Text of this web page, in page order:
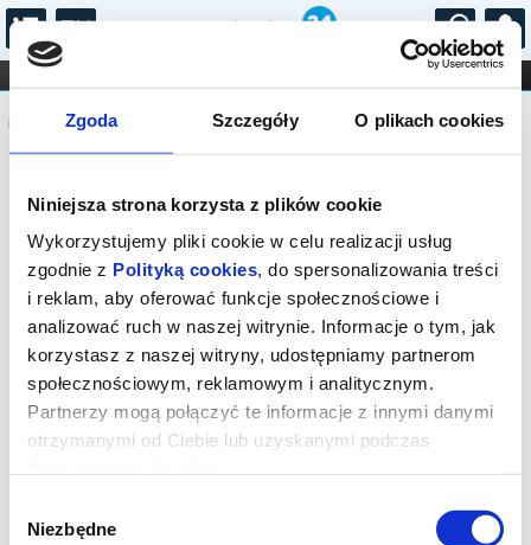
Zgoda Szczegóły O plikach cookies
Niniejsza strona korzysta z plików cookie
Wykorzystujemy pliki cookie w celu realizacji usług
zgodnie z Polityką cookies, do spersonalizowania treści
i reklam, aby oferować funkcje społecznościowe i
analizować ruch w naszej witrynie. Informacje o tym, jak
korzystasz z naszej witryny, udostępniamy partnerom
społecznościowym, reklamowym i analitycznym.
Partnerzy mogą połączyć te informacje z innymi danymi
otrzymanymi od Ciebie lub uzyskanymi podczas
zgody
Niezbędne
...
FILHARMONIA OPERA I BALET
STAND-UP
DLA DZIECI
Komunikat
Sprzedaż biletów on-line na wydarzenie
została zakończona.